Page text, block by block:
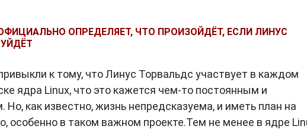
влияет на решение).
«для всех».
использования продукта.
командами (дизайнеры, разработчики, аналитики).
ОПРЕДЕЛЯЕТ, ЧТО ПРОИЗОЙДЁТ, ЕСЛИ ЛИНУС
к тому, что Линус Торвальдс участвует в каждом
ядра Linux, что это кажется чем-то постоянным и
Но, как известно, жизнь непредсказуема, и иметь план на
особенно в таком важном проекте.Тем не менее в ядре